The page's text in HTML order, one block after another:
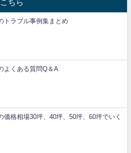
ちら
トラブル事例集まとめ
よくある質問Q＆A
価格相場30坪、40坪、50坪、60坪でいく